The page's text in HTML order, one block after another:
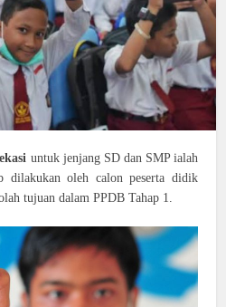
untuk jenjang SD dan SMP ialah
dilakukan oleh calon peserta didik
tujuan dalam PPDB Tahap 1.